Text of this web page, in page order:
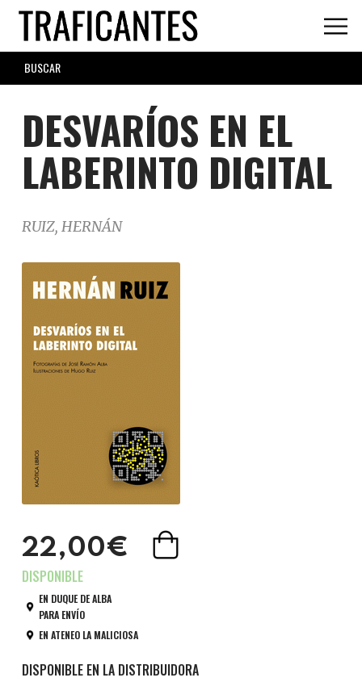
Skip
main
content
SEARCH
FORM
DESVARÍOS EN EL
LABERINTO DIGITAL
RUIZ, HERNÁN
22,00€
EN DUQUE DE ALBA
PARA ENVÍO
EN ATENEO LA MALICIOSA